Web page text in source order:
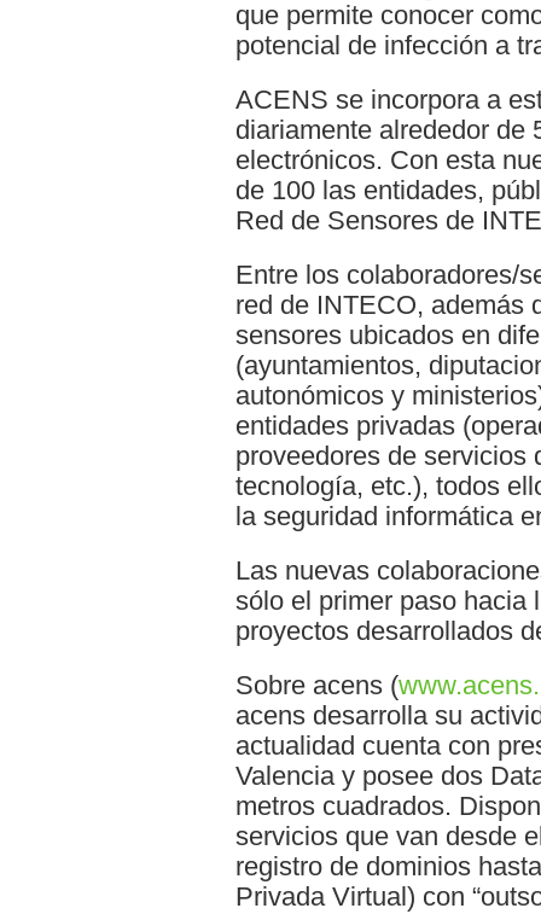
que permite conocer
potencial de infección a
ACENS se incorpora a
diariamente alrededor de
electrónicos. Con esta
de 100 las entidades,
Red de Sensores de
Entre los colaboradores/
red de INTECO, además
sensores ubicados en
(ayuntamientos,
autonómicos y
entidades privadas
proveedores de servicios
tecnología, etc.), todos
la seguridad informática
Las nuevas
sólo el primer paso hacia
proyectos desarrollados
Sobre acens (
acens desarrolla su
actualidad cuenta con
Valencia y posee dos
metros cuadrados.
servicios que van desde
registro de dominios
Privada Virtual) con